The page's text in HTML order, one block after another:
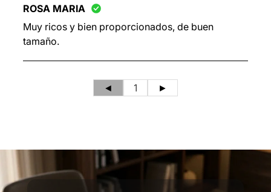
ROSA MARIA
Muy ricos y bien proporcionados, de buen
tamaño.
◄ 1 ►